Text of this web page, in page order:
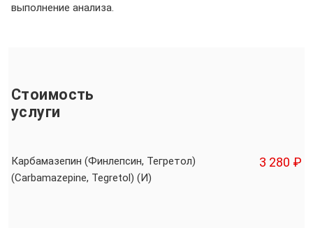
выполнение анализа.
Стоимость
услуги
Карбамазепин (Финлепсин, Тегретол)
(Сarbamazepine, Tegretol) (И)
3 280 ₽